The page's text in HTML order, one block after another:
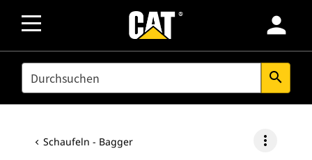
person
SEARCH search
Schaufeln - Bagger more_vert